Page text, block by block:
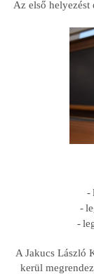
Az első helyezést
-
-
-
A Jakucs László
kerül